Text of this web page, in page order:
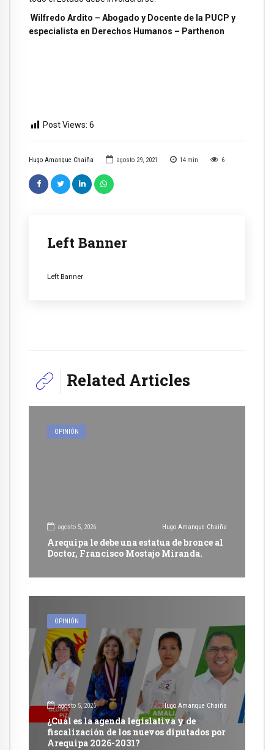
Hugo Amanque Chaiña agosto 29, 2021 14 min 6
Left Banner
Left Banner
Wilfredo Ardito – Abogado y Docente de la PUCP y
especialista en Derechos Humanos – Parthenon
Post Views: 6
Related Articles
OPINIÓN
agosto 5, 2026 Hugo Amanque Chaiña
Arequipa le debe una estatua de bronce al
Doctor, Francisco Mostajo Miranda.
OPINIÓN
agosto 5, 2026 Hugo Amanque Chaiña
¿Cuál es la agenda legislativa y de
fiscalización de los nuevos diputados por
Arequipa 2026-2031?